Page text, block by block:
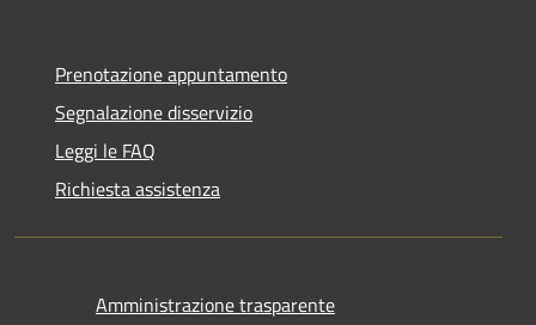
Prenotazione appuntamento
Segnalazione disservizio
Leggi le FAQ
Richiesta assistenza
Amministrazione trasparente